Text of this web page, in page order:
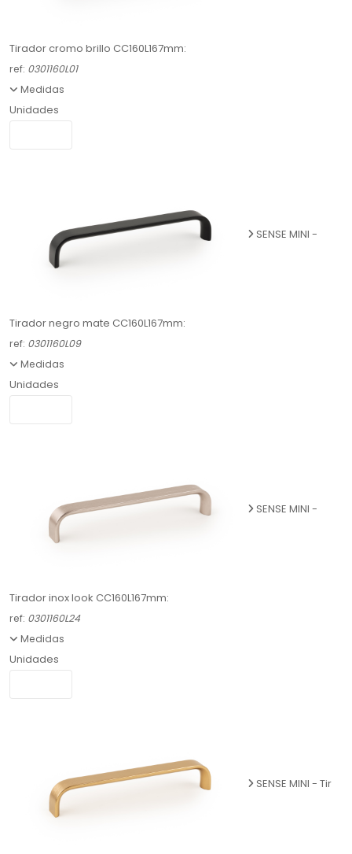
Tirador cromo brillo CC160L167mm:
ref: 0301160L01
Medidas
Unidades
SENSE MINI -
Tirador negro mate CC160L167mm:
ref: 0301160L09
Medidas
Unidades
SENSE MINI -
Tirador inox look CC160L167mm:
ref: 0301160L24
Medidas
Unidades
SENSE MINI - Tir